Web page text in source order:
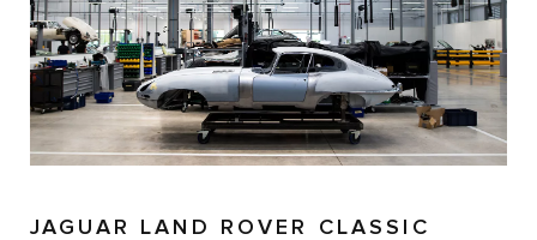
JAGUAR LAND ROVER CLASSIC